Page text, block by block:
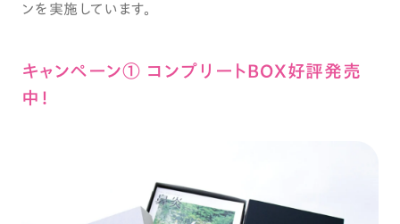
ンを実施しています。
キャンペーン① コンプリートBOX好評発売
中！